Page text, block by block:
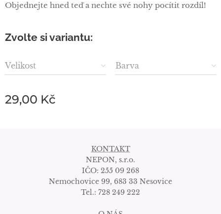
Objednejte hned teď a nechte své nohy pocítit rozdíl!
Zvolte si variantu:
Velikost Barva
29,00 Kč
KONTAKT
NEPON, s.r.o.
IČO: 255 09 268
Nemochovice 99, 683 33 Nesovice
Tel.: 728 249 222